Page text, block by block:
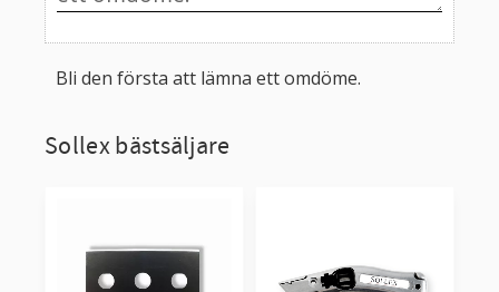
Bli den första att lämna ett omdöme.
Sollex bästsäljare